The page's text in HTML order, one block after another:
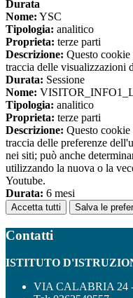
Durata
Nome: YSC
Tipologia: analitico
Proprieta: terze parti
Descrizione: Questo cookie
traccia delle visualizzazioni
Durata: Sessione
Nome:
Tipologia: analitico
Proprieta: terze parti
Descrizione: Questo cookie
traccia delle preferenze
nei siti; può anche
utilizzando la nuova o la
Youtube.
Durata: 6 mesi
Accetta tutti Salva le
Contatti
ISTITUTO
VIA CALABRIA 24